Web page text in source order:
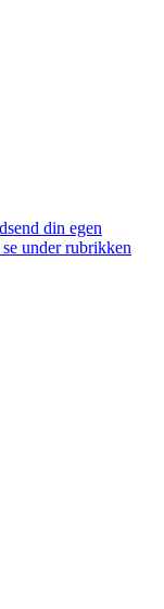
din egen
under rubrikken